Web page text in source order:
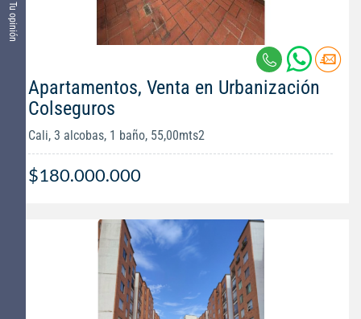
Tu opinión
Apartamentos, Venta en Urbanización
Colseguros
Cali, 3 alcobas, 1 baño, 55,00mts2
$180.000.000